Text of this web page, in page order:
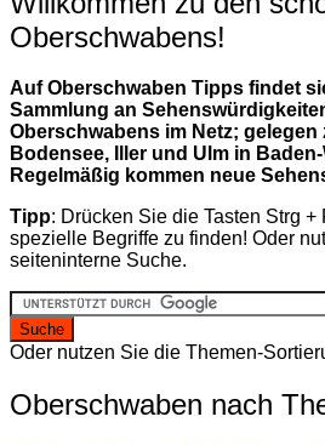
Oberschwabens!
Auf Oberschwaben Tipps findet
Sammlung an
Oberschwabens im Netz;
Bodensee, Iller und Ulm in
Regelmäßig kommen neue
Tipp: Drücken Sie die Tasten Strg
spezielle Begriffe zu finden! Oder
seiteninterne Suche.
Oder nutzen Sie die Themen-
Oberschwaben nach